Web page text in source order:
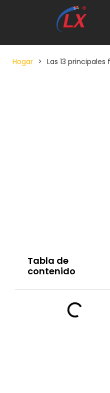
Hogar > Las 13
Tabla de
contenido